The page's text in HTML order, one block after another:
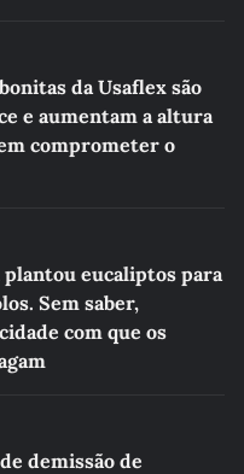
da Usaflex são
e aumentam a altura
comprometer o
plantou eucaliptos para
Sem saber,
com que os
demissão de